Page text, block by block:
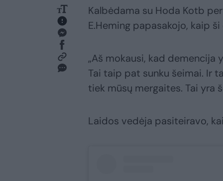
Kalbėdama su Hoda Kotb per
E.Heming papasakojo, kaip
„Aš mokausi, kad demencija
Tai taip pat sunku šeimai. Ir
tiek mūsų mergaites. Tai yra
Laidos vedėja pasiteiravo,